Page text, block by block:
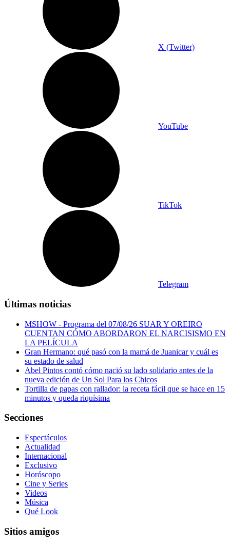
X (Twitter)
YouTube
TikTok
Telegram
Últimas noticias
MSHOW - Programa del 07/08/26 SUAR Y OREIRO
CUENTAN CÓMO ABORDARON EL NARCISISMO EN
LA PELÍCULA
Gran Hermano: qué pasó con la mamá de Juanicar y cuál es
su estado de salud
Abel Pintos contó cómo nació su lado solidario antes de la
nueva edición de Un Sol Para los Chicos
Tortilla de papas con rallador: la receta fácil que se hace en 15
minutos y queda riquísima
Secciones
Espectáculos
Actualidad
Internacional
Exclusivo
Horóscopo
Cine y Series
Videos
Música
Qué Look
Sitios amigos